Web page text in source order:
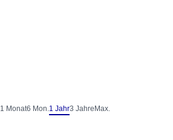
1 Monat6 Mon.1 Jahr3 Jahre Max.